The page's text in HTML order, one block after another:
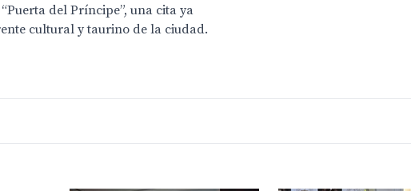
del Príncipe”, una cita ya
cultural y taurino de la ciudad.